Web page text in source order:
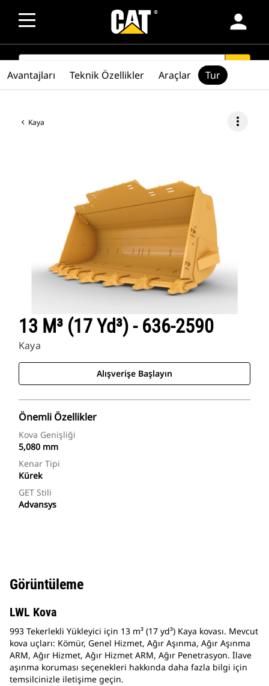
person
SEARCH
Kaya more_vert
13 M³ (17 Yd³) - 636-2590
Kaya
Alışverişe Başlayın
Önemli Özellikler
Kova Genişliği
5,080 mm
Kenar Tipi
Kürek
GET Stili
Advansys
Avantajları Teknik Özellikler Araçlar Tur
Görüntüleme
LWL Kova
993 Tekerlekli Yükleyici için 13 m³ (17 yd³) Kaya kovası. Mevcut
kova uçları: Kömür, Genel Hizmet, Ağır Aşınma, Ağır Aşınma
ARM, Ağır Hizmet, Ağır Hizmet ARM, Ağır Penetrasyon. İlave
aşınma koruması seçenekleri hakkında daha fazla bilgi için
temsilcinizle iletişime geçin.